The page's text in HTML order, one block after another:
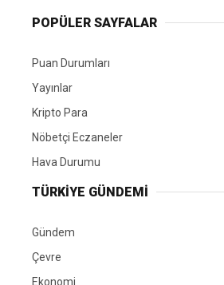
POPÜLER SAYFALAR
Puan Durumları
Yayınlar
Kripto Para
Nöbetçi Eczaneler
Hava Durumu
TÜRKIYE GÜNDEMI
Gündem
Çevre
Ekonomi